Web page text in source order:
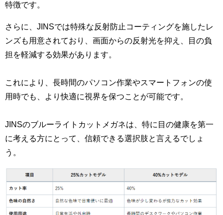
特徴です。
さらに、JINSでは特殊な反射防止コーティングを施したレ
ンズも用意されており、画面からの反射光を抑え、目の負
担を軽減する効果があります。
これにより、長時間のパソコン作業やスマートフォンの使
用時でも、より快適に視界を保つことが可能です。
JINSのブルーライトカットメガネは、特に目の健康を第一
に考える方にとって、信頼できる選択肢と言えるでしょ
う。